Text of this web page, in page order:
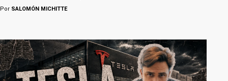
Por SALOMÓN MICHITTE